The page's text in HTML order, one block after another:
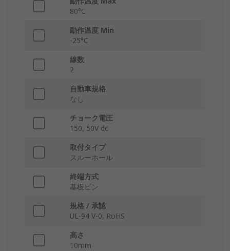
80°C
動作温度 Min
-25°C
線数
2
自動車規格
なし
チョーク電圧
150, 50V dc
取付タイプ
スルーホール
終端方式
基板ピン
規格 / 承認
UL-94 V-0, RoHS
高さ
10mm